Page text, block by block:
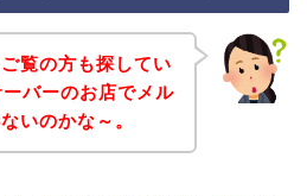
覧の方も探してい
バーのお店でメル
いのかな～。